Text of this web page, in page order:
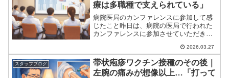
療は多職種で支えられている」
病院医局のカンファレンスに参加して感
じたこと昨日は、病院の医局で行われた
カンファレンスに参加させていただきま
の中で、先生方のお話を聞きながら、多
くの学びを得る時間となりました。こう
した場に参加させていただ...
2026.03.27
スタッフブログ
帯状疱疹ワクチン接種のその後｜
左腕の痛みが想像以上…「打って